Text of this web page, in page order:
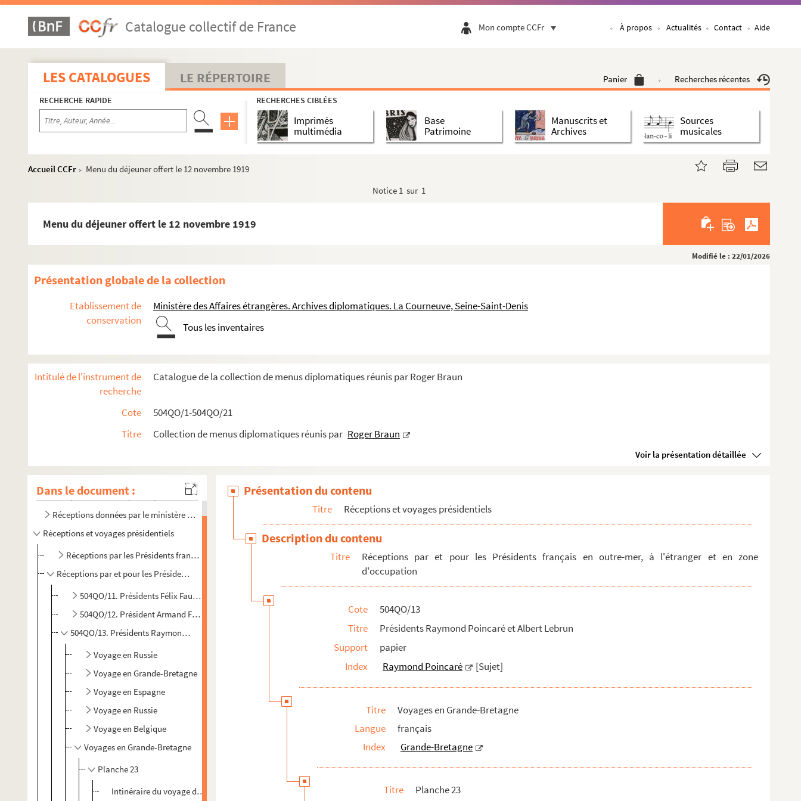
Catalogue collectif de France Mon compte CCFr À propos Actualités Contact Aide
LES CATALOGUES LE RÉPERTOIRE Panier Recherches récentes
RECHERCHE RAPIDE RECHERCHES CIBLÉES
Imprimés
multimédia
Base
Patrimoine
Manuscrits et
Archives
Sources
musicales
Accueil CCFr >
Menu du déjeuner offert le 12 novembre 1919
Notice 1 sur 1
Menu du déjeuner offert le 12 novembre 1919
Modifié le : 22/01/2026
Présentation globale de la collection
Etablissement de
conservation
Ministère des Affaires étrangères. Archives diplomatiques. La Courneuve, Seine-Saint-Denis
Tous les inventaires
Intitulé de l'instrument de
recherche
Catalogue de la collection de menus diplomatiques réunis par Roger Braun
Cote
504QO/1-504QO/21
Titre
Collection de menus diplomatiques réunis par Roger Braun
Voir la présentation détaillée
Dans le document :
Réceptions données par ou pour les Représentations diplomatiques et consulaires de France et étrangè...
Réceptions données par le ministère des Affaires étrangères
Réceptions et voyages présidentiels
Réceptions par les Présidents français en France
Réceptions par et pour les Présidents français en outre-mer, à l'étranger et en zone d'occupation
504QO/11. Présidents Félix Faure, Emile Loubet
504QO/12. Président Armand Fallières
504QO/13. Présidents Raymond Poincaré et Albert Lebrun
Voyage en Russie
Voyage en Grande-Bretagne
Voyage en Espagne
Voyage en Russie
Voyage en Belgique
Voyages en Grande-Bretagne
Planche 23
Intinéraire du voyage de Paris à Londres des 9-10 novembre 1919 par les Chemins de fer du Nord
Présentation du contenu
Titre Réceptions et voyages présidentiels
Description du contenu
Titre
Réceptions par et pour les Présidents français en outre-mer, à l'étranger et en zone
d'occupation
Cote
504QO/13
Titre
Présidents Raymond Poincaré et Albert Lebrun
Support
papier
Index
Raymond Poincaré [Sujet]
Titre
Voyages en Grande-Bretagne
Langue
français
Index
Grande-Bretagne
Titre Planche 23